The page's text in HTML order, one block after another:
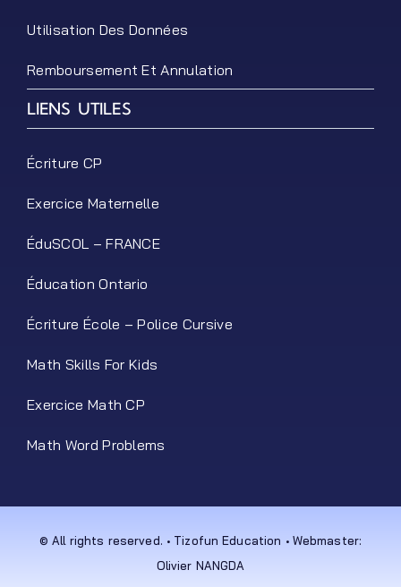
Utilisation Des Données
Remboursement Et Annulation
LIENS UTILES
Écriture CP
Exercice Maternelle
ÉduSCOL – FRANCE
Éducation Ontario
Écriture École – Police Cursive
Math Skills For Kids
Exercice Math CP
Math Word Problems
© All rights reserved. • Tizofun Education • Webmaster:
Olivier NANGDA